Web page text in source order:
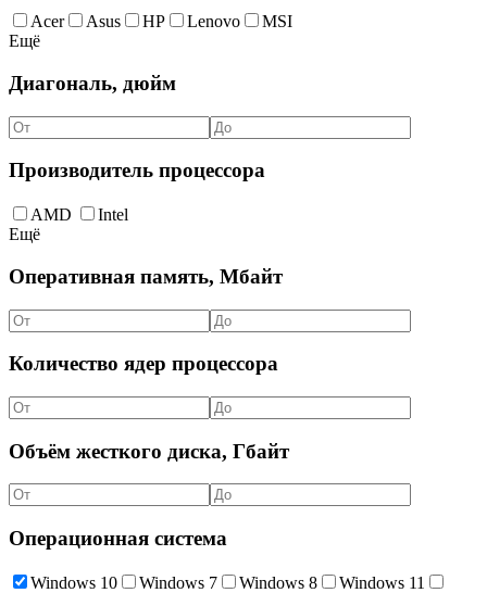
Acer Asus HP Lenovo
MSI
Ещё
Диагональ, дюйм
Производитель процессора
AMD
Intel
Ещё
Оперативная память, Мбайт
Количество ядер процессора
Объём жесткого диска, Гбайт
Операционная система
Windows 10 Windows 7 Windows 8
Windows 11